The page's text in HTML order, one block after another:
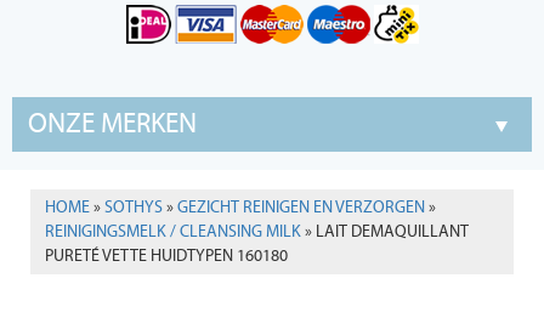
ONZE MERKEN
HOME»SOTHYS»GEZICHT REINIGEN EN VERZORGEN »
REINIGINGSMELK / CLEANSING MILK» LAIT DEMAQUILLANT
PURETÉ VETTE HUIDTYPEN 160180